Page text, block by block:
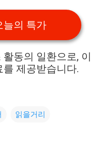
늘의 특가
동의 일환으로, 이
제공받습니다.
읽을거리